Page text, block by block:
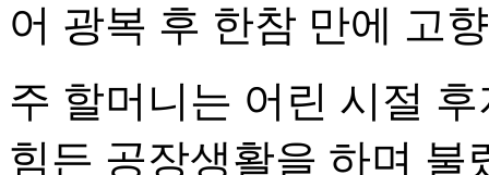
어 광복 후 한참 만에 고
주 할머니는 어린 시절
힘든 공장생활을 하며 불